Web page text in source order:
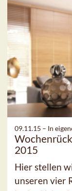
09.11.15 – In
2015
Hier stellen
unseren vier